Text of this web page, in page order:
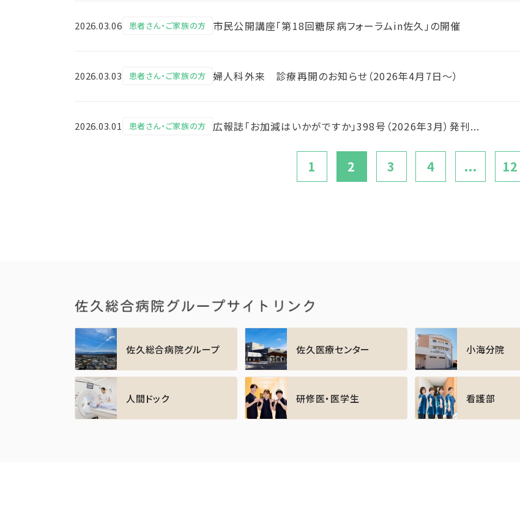
2026.03.06 患者さん・ご家族の方 市民公開講座「第18回糖尿病フォーラムin佐久」の開催
2026.03.03 患者さん・ご家族の方 婦人科外来 診療再開のお知らせ（2026年4月7日～）
2026.03.01 患者さん・ご家族の方 広報誌「お加減はいかがですか」398号（2026年3月）発刊...
1 2 3 4 ... 12
佐久総合病院グループ 佐久医療センター 小海分院
人間ドック 研修医・医学生 看護部